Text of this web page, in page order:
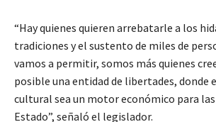
“Hay quienes quieren arrebatarle a los
tradiciones y el sustento de miles de
vamos a permitir, somos más quienes
posible una entidad de libertades, donde
cultural sea un motor económico para
Estado”, señaló el legislador.